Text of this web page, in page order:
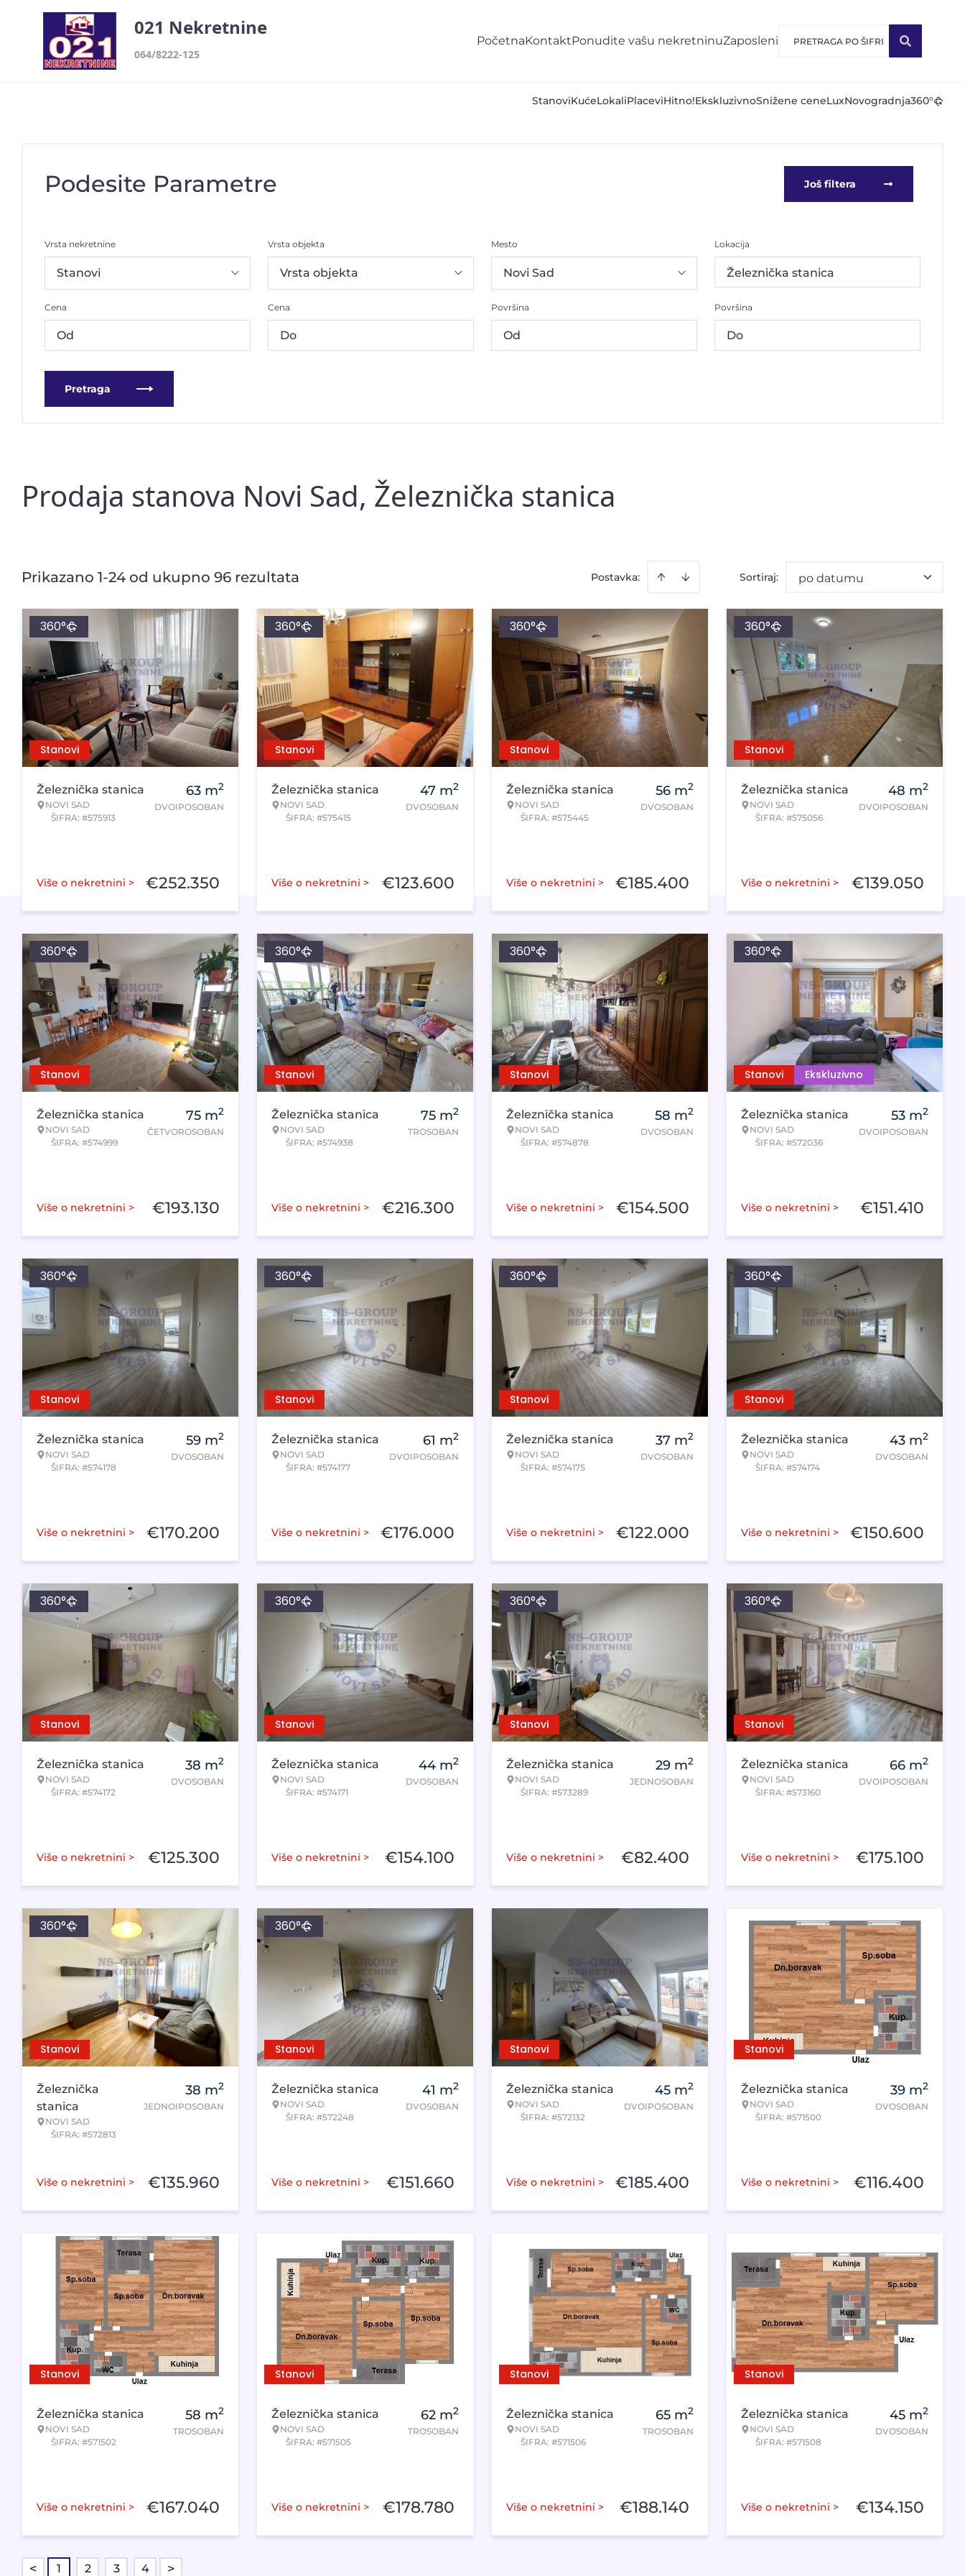
021 Nekretnine
064/8222-125
PočetnaKontaktPonudite vašu nekretninuZaposleni
StanoviKućeLokaliPlaceviHitno!EkskluzivnoSnižene ceneLuxNovogradnja360°
Podesite Parametre Još filtera
Vrsta nekretnine Vrsta objekta Mesto Lokacija
Železnička stanica
Cena Cena Površina Površina
Pretraga
Prodaja stanova Novi Sad, Železnička stanica
Prikazano 1-24 od ukupno 96 rezultata Postavka: Sortiraj: po datumu
Stanovi
360°
Železnička stanica
NOVI SAD
ŠIFRA: #575913
63 m2
DVOIPOSOBAN
Više o nekretnini > €252.350
Stanovi
360°
Železnička stanica
NOVI SAD
ŠIFRA: #575415
47 m2
DVOSOBAN
Više o nekretnini > €123.600
Stanovi
360°
Železnička stanica
NOVI SAD
ŠIFRA: #575445
56 m2
DVOSOBAN
Više o nekretnini > €185.400
Stanovi
360°
Železnička stanica
NOVI SAD
ŠIFRA: #575056
48 m2
DVOIPOSOBAN
Više o nekretnini > €139.050
Stanovi
360°
Železnička stanica
NOVI SAD
ŠIFRA: #574999
75 m2
ČETVOROSOBAN
Više o nekretnini > €193.130
Stanovi
360°
Železnička stanica
NOVI SAD
ŠIFRA: #574938
75 m2
TROSOBAN
Više o nekretnini > €216.300
Stanovi
360°
Železnička stanica
NOVI SAD
ŠIFRA: #574878
58 m2
DVOSOBAN
Više o nekretnini > €154.500
Stanovi Ekskluzivno
360°
Železnička stanica
NOVI SAD
ŠIFRA: #572036
53 m2
DVOIPOSOBAN
Više o nekretnini > €151.410
Stanovi
360°
Železnička stanica
NOVI SAD
ŠIFRA: #574178
59 m2
DVOSOBAN
Više o nekretnini > €170.200
Stanovi
360°
Železnička stanica
NOVI SAD
ŠIFRA: #574177
61 m2
DVOIPOSOBAN
Više o nekretnini > €176.000
Stanovi
360°
Železnička stanica
NOVI SAD
ŠIFRA: #574175
37 m2
DVOSOBAN
Više o nekretnini > €122.000
Stanovi
360°
Železnička stanica
NOVI SAD
ŠIFRA: #574174
43 m2
DVOSOBAN
Više o nekretnini > €150.600
Stanovi
360°
Železnička stanica
NOVI SAD
ŠIFRA: #574172
38 m2
DVOSOBAN
Više o nekretnini > €125.300
Stanovi
360°
Železnička stanica
NOVI SAD
ŠIFRA: #574171
44 m2
DVOSOBAN
Više o nekretnini > €154.100
Stanovi
360°
Železnička stanica
NOVI SAD
ŠIFRA: #573289
29 m2
JEDNOSOBAN
Više o nekretnini > €82.400
Stanovi
360°
Železnička stanica
NOVI SAD
ŠIFRA: #573160
66 m2
DVOIPOSOBAN
Više o nekretnini > €175.100
Stanovi
360°
Železnička
stanica
NOVI SAD
ŠIFRA: #572813
38 m2
JEDNOIPOSOBAN
Više o nekretnini > €135.960
Stanovi
360°
Železnička stanica
NOVI SAD
ŠIFRA: #572248
41 m2
DVOSOBAN
Više o nekretnini > €151.660
Stanovi
Železnička stanica
NOVI SAD
ŠIFRA: #572132
45 m2
DVOIPOSOBAN
Više o nekretnini > €185.400
Stanovi
Železnička stanica
NOVI SAD
ŠIFRA: #571500
39 m2
DVOSOBAN
Više o nekretnini > €116.400
Stanovi
Železnička stanica
NOVI SAD
ŠIFRA: #571502
58 m2
TROSOBAN
Više o nekretnini > €167.040
Stanovi
Železnička stanica
NOVI SAD
ŠIFRA: #571505
62 m2
TROSOBAN
Više o nekretnini > €178.780
Stanovi
Železnička stanica
NOVI SAD
ŠIFRA: #571506
65 m2
TROSOBAN
Više o nekretnini > €188.140
Stanovi
Železnička stanica
NOVI SAD
ŠIFRA: #571508
45 m2
DVOSOBAN
Više o nekretnini > €134.150
< 1 2 3 4 >